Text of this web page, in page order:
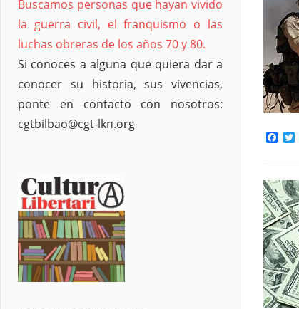
Buscamos personas que hayan vivido
la guerra civil, el franquismo o las
luchas obreras de los años 70 y 80.
Si conoces a alguna que quiera dar a
conocer su historia, sus vivencias,
ponte en contacto con nosotros:
cgtbilbao@cgt-lkn.org